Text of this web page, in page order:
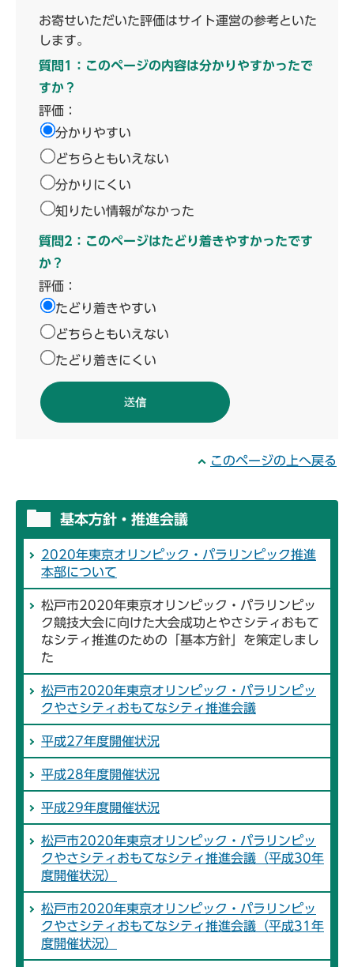
お寄せいただいた評価はサイト運営の参考といた
します。
質問1：このページの内容は分かりやすかったで
すか？
評価：
分かりやすい
どちらともいえない
分かりにくい
知りたい情報がなかった
質問2：このページはたどり着きやすかったです
か？
評価：
たどり着きやすい
どちらともいえない
たどり着きにくい
このページの上へ戻る
基本方針・推進会議
2020年東京オリンピック・パラリンピック推進
本部について
松戸市2020年東京オリンピック・パラリンピッ
ク競技大会に向けた大会成功とやさシティおもて
なシティ推進のための「基本方針」を策定しまし
た
松戸市2020年東京オリンピック・パラリンピッ
クやさシティおもてなシティ推進会議
平成27年度開催状況
平成28年度開催状況
平成29年度開催状況
松戸市2020年東京オリンピック・パラリンピッ
クやさシティおもてなシティ推進会議（平成30年
度開催状況）
松戸市2020年東京オリンピック・パラリンピッ
クやさシティおもてなシティ推進会議（平成31年
度開催状況）